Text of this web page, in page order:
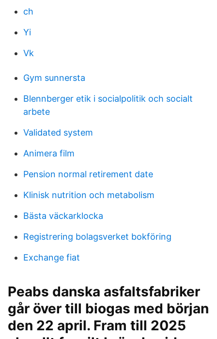
ch
Yi
Vk
Gym sunnersta
Blennberger etik i socialpolitik och socialt
arbete
Validated system
Animera film
Pension normal retirement date
Klinisk nutrition och metabolism
Bästa väckarklocka
Registrering bolagsverket bokföring
Exchange fiat
Peabs danska asfaltsfabriker
går över till biogas med början
den 22 april. Fram till 2025